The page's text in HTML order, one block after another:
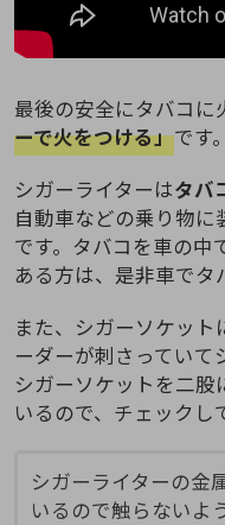
最後の安全にタバコに
ーで火をつける」です。
シガーライターはタバ
自動車などの乗り物に
です。タバコを車の中
ある方は、是非車でタ
また、シガーソケッ
ーダーが刺さっていて
シガーソケットを二股
いるので、チェックし
シガーライターの金
いるので触らないよ